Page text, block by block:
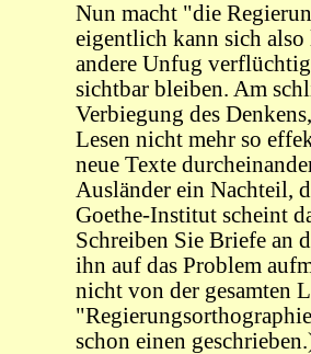
Nun macht "die
eigentlich kann sich also
andere Unfug
sichtbar bleiben. Am
Verbiegung des
Lesen nicht mehr so
neue Texte
Ausländer ein Nachteil,
Goethe-Institut scheint
Schreiben Sie Briefe an
ihn auf das Problem
nicht von der gesamten
schon einen